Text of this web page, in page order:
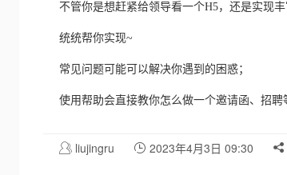
不管你是想赶紧给领导看一个H5，还是实现
统统帮你实现~
常见问题可能可以解决你遇到的困惑；
使用帮助会直接教你怎么做一个邀请函、招聘
liujingru 2023年4月3日 09:30